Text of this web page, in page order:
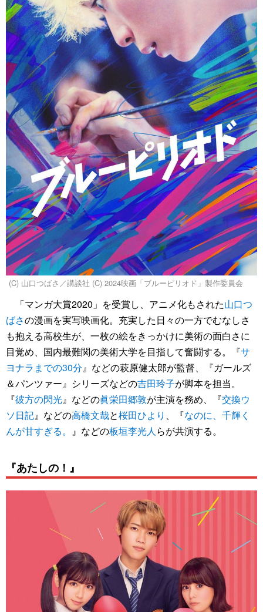
(C) 山口つばさ／講談社 (C) 2024映画「ブルーピリオド」製作委員会
「マンガ大賞2020」を受賞し、アニメ化もされた山口つ
ばさの漫画を実写映画化。充実した日々の一方でむなしさ
も抱える高校生が、一枚の絵をきっかけに美術の面白さに
目覚め、国内最難関の美術大学を目指して奮闘する。『サ
ヨナラまでの30分』などの萩原健太郎が監督、『ガールズ
＆パンツァー』シリーズなどの吉田玲子が脚本を担当。
『彼方の閃光』などの眞栄田郷敦が主演を務め、『交換ウ
ソ日記』などの高橋文哉と桜田ひより 、『なのに、千輝く
んが甘すぎる。 』などの板垣李光人らが共演する。
『あたしの！』